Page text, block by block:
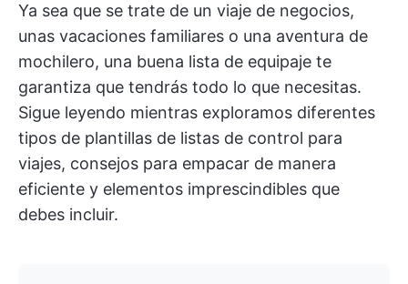
Ya sea que se trate de un viaje de negocios,
unas vacaciones familiares o una aventura de
mochilero, una buena lista de equipaje te
garantiza que tendrás todo lo que necesitas.
Sigue leyendo mientras exploramos diferentes
tipos de plantillas de listas de control para
viajes, consejos para empacar de manera
eficiente y elementos imprescindibles que
debes incluir.